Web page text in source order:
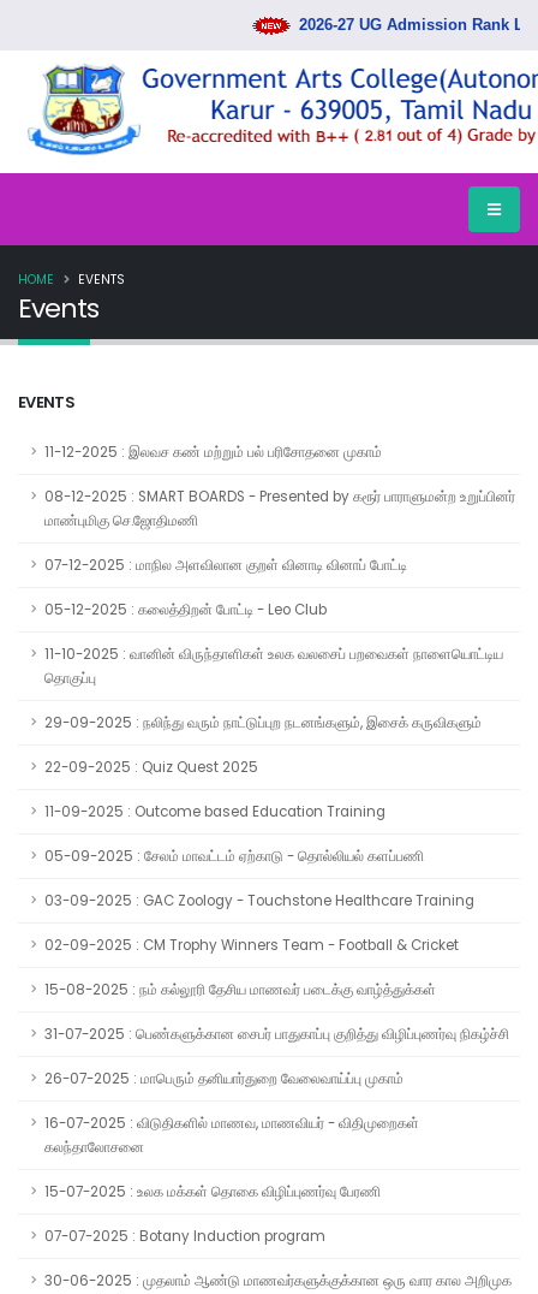
2026-27 UG Admission Rank List
Events
HOME EVENTS
EVENTS
11-12-2025 : இலவச கண் மற்றும் பல் பரிசோதனை முகாம்
08-12-2025 : SMART BOARDS - Presented by கரூர் பாராளுமன்ற உறுப்பினர்
மாண்புமிகு செ.ஜோதிமணி
07-12-2025 : மாநில அளவிலான குறள் வினாடி வினாப் போட்டி
05-12-2025 : கலைத்திறன் போட்டி - Leo Club
11-10-2025 : வானின் விருந்தாளிகள் உலக வலசைப் பறவைகள் நாளையொட்டிய
தொகுப்பு
29-09-2025 : நலிந்து வரும் நாட்டுப்புற நடனங்களும், இசைக் கருவிகளும்
22-09-2025 : Quiz Quest 2025
11-09-2025 : Outcome based Education Training
05-09-2025 : சேலம் மாவட்டம் ஏற்காடு - தொல்லியல் களப்பணி
03-09-2025 : GAC Zoology - Touchstone Healthcare Training
02-09-2025 : CM Trophy Winners Team - Football & Cricket
15-08-2025 : நம் கல்லூரி தேசிய மாணவர் படைக்கு வாழ்த்துக்கள்
31-07-2025 : பெண்களுக்கான சைபர் பாதுகாப்பு குறித்து விழிப்புணர்வு நிகழ்ச்சி
26-07-2025 : மாபெரும் தனியார்துறை வேலைவாய்ப்பு முகாம்
16-07-2025 : விடுதிகளில் மாணவ, மாணவியர் - விதிமுறைகள்
கலந்தாலோசனை
15-07-2025 : உலக மக்கள் தொகை விழிப்புணர்வு பேரணி
07-07-2025 : Botany Induction program
30-06-2025 : முதலாம் ஆண்டு மாணவர்களுக்குக்கான ஒரு வார கால அறிமுக